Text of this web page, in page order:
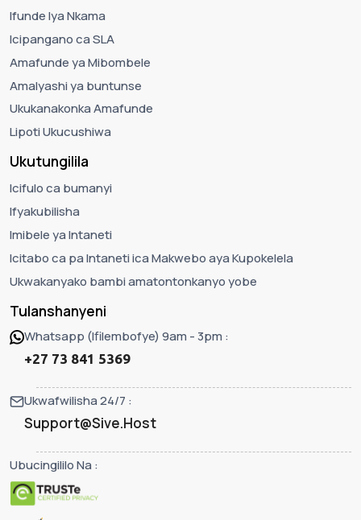
Ifunde lya Nkama
Icipangano ca SLA
Amafunde ya Mibombele
Amalyashi ya buntunse
Ukukanakonka Amafunde
Lipoti Ukucushiwa
Ukutungilila
Icifulo ca bumanyi
Ifyakubilisha
Imibele ya Intaneti
Icitabo ca pa Intaneti ica Makwebo aya Kupokelela
Ukwakanyako bambi amatontonkanyo yobe
Tulanshanyeni
Whatsapp (Ifilembofye) 9am - 3pm :
+27 73 841 5369
Ukwafwilisha 24/7 :
Support@Sive.Host
Ubucingililo Na :